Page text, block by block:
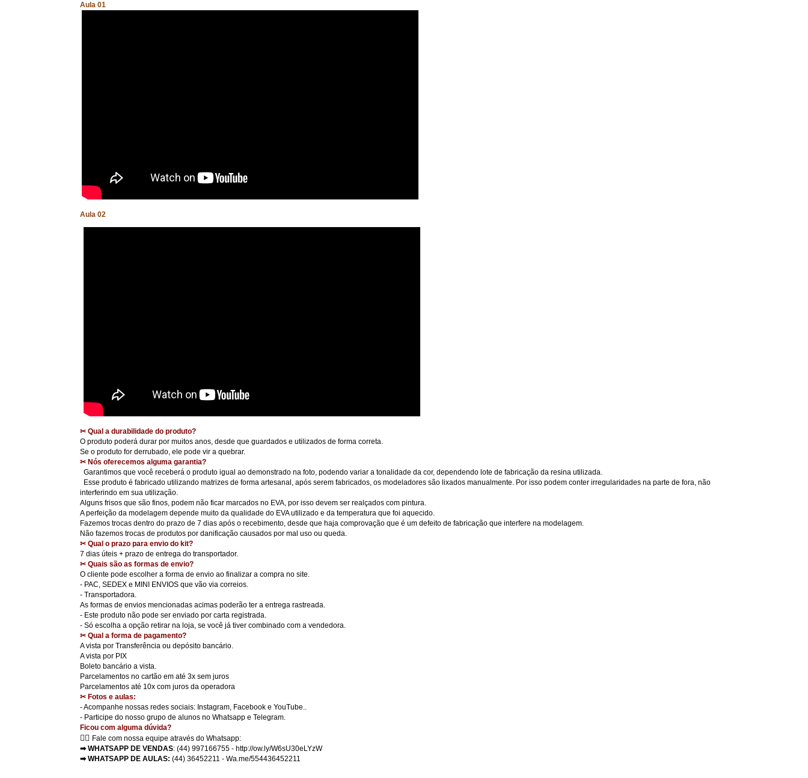
Aula 01
Aula 02
✂ Qual a durabilidade do produto?
O produto poderá durar por muitos anos, desde que guardados e utilizados de forma correta.
Se o produto for derrubado, ele pode vir a quebrar.
✂ Nós oferecemos alguma garantia?
Garantimos que você receberá o produto igual ao demonstrado na foto, podendo variar a tonalidade da cor, dependendo lote de fabricação da resina utilizada.
Esse produto é fabricado utilizando matrizes de forma artesanal, após serem fabricados, os modeladores são lixados manualmente. Por isso podem conter irregularidades na parte de fora, não
interferindo em sua utilização.
Alguns frisos que são finos, podem não ficar marcados no EVA, por isso devem ser realçados com pintura.
A perfeição da modelagem depende muito da qualidade do EVA utilizado e da temperatura que foi aquecido.
Fazemos trocas dentro do prazo de 7 dias após o recebimento, desde que haja comprovação que é um defeito de fabricação que interfere na modelagem.
Não fazemos trocas de produtos por danificação causados por mal uso ou queda.
✂ Qual o prazo para envio do kit?
7 dias úteis + prazo de entrega do transportador.
✂ Quais são as formas de envio?
O cliente pode escolher a forma de envio ao finalizar a compra no site.
- PAC, SEDEX e MINI ENVIOS que vão via correios.
- Transportadora.
As formas de envios mencionadas acimas poderão ter a entrega rastreada.
- Este produto não pode ser enviado por carta registrada.
- Só escolha a opção retirar na loja, se você já tiver combinado com a vendedora.
✂ Qual a forma de pagamento?
A vista por Transferência ou depósito bancário.
A vista por PIX
Boleto bancário a vista.
Parcelamentos no cartão em até 3x sem juros
Parcelamentos até 10x com juros da operadora
✂ Fotos e aulas:
- Acompanhe nossas redes sociais: Instagram, Facebook e YouTube..
- Participe do nosso grupo de alunos no Whatsapp e Telegram.
Ficou com alguma dúvida?
👉🏻 Fale com nossa equipe através do Whatsapp:
➡ WHATSAPP DE VENDAS: (44) 997166755 - http://ow.ly/W6sU30eLYzW
➡ WHATSAPP DE AULAS: (44) 36452211 - Wa.me/554436452211